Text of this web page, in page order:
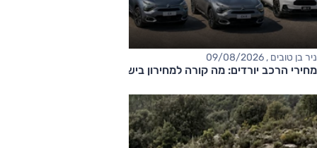
ניר בן טובים , 09/08/2026
מחירי הרכב יורדים: מה קורה למחירון בישראל?